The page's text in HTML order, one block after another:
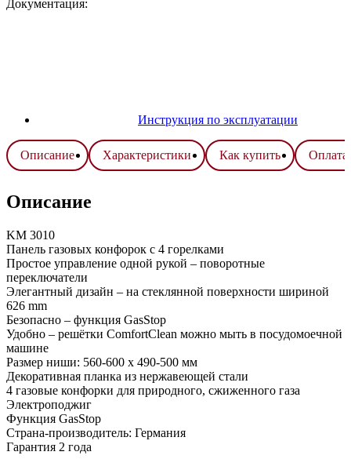
Документация:
Инструкция по эксплуатации
Описание Характеристики Как купить Оплата
Описание
KM 3010
Панель газовых конфорок с 4 горелками
Простое управление одной рукой – поворотные
переключатели
Элегантный дизайн – на стеклянной поверхности шириной
626 mm
Безопасно – функция GasStop
Удобно – решётки ComfortClean можно мыть в посудомоечной
машине
Размер ниши: 560-600 х 490-500 мм
Декоративная планка из нержавеющей стали
4 газовые конфорки для природного, сжиженного газа
Электроподжиг
Функция GasStop
Страна-производитель: Германия
Гарантия 2 года